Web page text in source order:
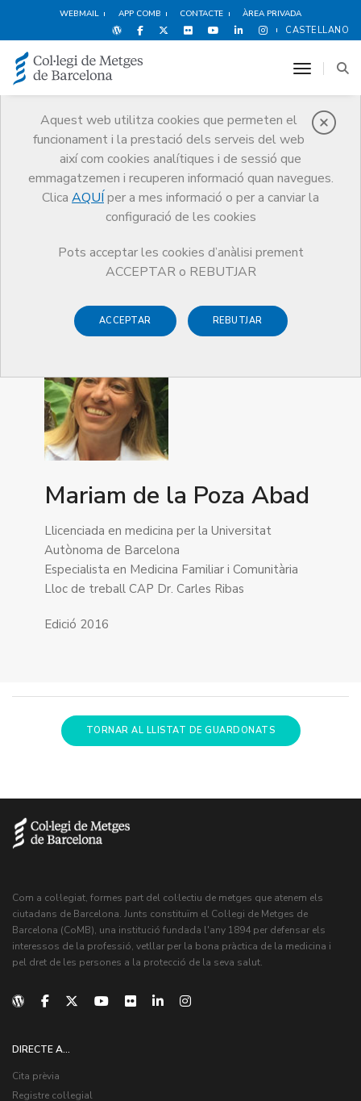
WEBMAIL APP COMB CONTACTE ÀREA PRIVADA
CASTELLANO
Aquest web utilitza cookies que permeten el
funcionament i la prestació dels serveis del web
així com cookies analítiques i de sessió que
emmagatzemen i recuperen informació quan navegues.
Clica AQUÍ per a mes informació o per a canviar la
configuració de les cookies
Pots acceptar les cookies d’anàlisi prement
ACCEPTAR o REBUTJAR
ACCEPTAR REBUTJAR
toggle
Premis
Premis Guardonat Edició 2016
Guardonat Edició 2016
Mariam de la Poza Abad
Llicenciada en medicina per la Universitat
Autònoma de Barcelona
Especialista en Medicina Familiar i Comunitària
Lloc de treball CAP Dr. Carles Ribas
Edició 2016
TORNAR AL LLISTAT DE GUARDONATS
Com a col·legiat, formes part del col·lectiu de metges que atenem els
ciutadans de Barcelona. Junts constituïm el Col·legi de Metges de
Barcelona (CoMB), una institució fundada l'any 1894 per defensar els
interessos de la professió, vetllar per la bona pràctica de la medicina i
pel dret de les persones a la protecció de la seva salut.
DIRECTE A...
Cita prèvia
Registre col·legial